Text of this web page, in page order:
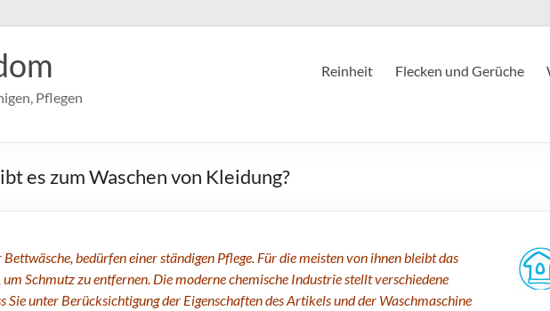
Pflegen
Reinheit Flecken und Gerüche
es zum Waschen von Kleidung?
bedürfen einer ständigen Pflege. Für die meisten von ihnen bleibt das
um Schmutz zu entfernen. Die moderne chemische Industrie stellt verschiedene
Sie unter Berücksichtigung der Eigenschaften des Artikels und der Waschmaschine